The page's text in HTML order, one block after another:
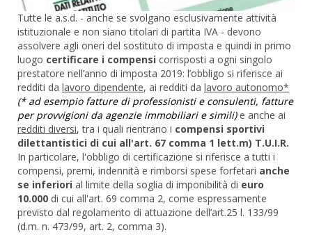
Tutte le a.s.d. - anche se svolgano esclusivamente attività
istituzionale e non siano titolari di partita IVA - devono
assolvere agli oneri del sostituto di imposta e quindi in primo
luogo certificare i compensi corrisposti a ogni singolo
prestatore nell’anno di imposta 2019: l’obbligo si riferisce ai
redditi da lavoro dipendente, ai redditi da lavoro autonomo*
(* ad esempio fatture di professionisti e consulenti, fatture
per provvigioni da agenzie immobiliari e simili)e anche ai
redditi diversi, tra i quali rientrano i compensi sportivi
dilettantistici di cui all'art. 67 comma 1 lett.m) T.U.I.R.
In particolare, l'obbligo di certificazione si riferisce a tutti i
compensi, premi, indennità e rimborsi spese forfetari anche
se inferiori al limite della soglia di imponibilità di euro
10.000 di cui all'art. 69 comma 2, come espressamente
previsto dal regolamento di attuazione dell’art.25 l. 133/99
(d.m. n. 473/99, art. 2, comma 3).